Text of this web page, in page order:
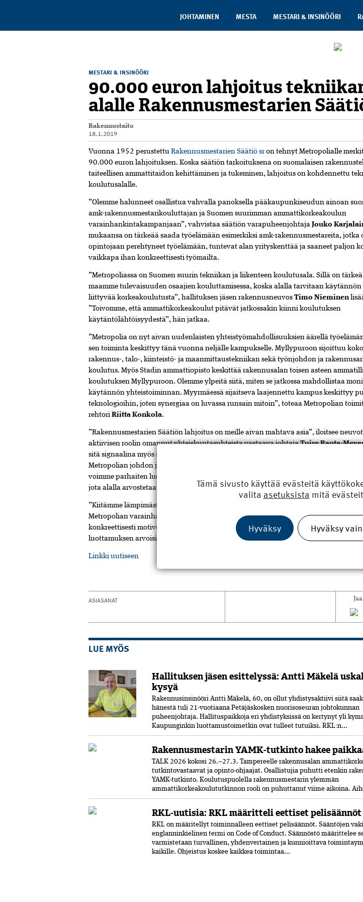
JOHTAMINEN MESTA MESTARI & INSINÖÖRI
MESTARI & INSINÖÖRI
90.000 euron lahjoitus
alalle Rakennusmestarien
Rakennustaito
18.1.2019
Vuonna 1952 perustettuRakennusmestarien Säätiö sron tehnyt Metropolialle
90.000 euron lahjoituksen. Koska säätiön tarkoituksena on suomalaisen
taiteellisen ammattitaidon kehittäminen ja tukeminen, lahjoitus on kohdennettu
koulutusalalle.
”Olemme halunneet osallistua vahvalla panoksella pääkaupunkiseudun ainoan
amk-rakennusmestarikouluttajan ja Suomen suurimman ammattikorkeakoulun
varainhankintakampanjaan”, vahvistaa säätiön varapuheenjohtajaJouko
mukaansa on tärkeää saada työelämään esimerkiksi amk-rakennusmestareita, jotka
opintojaan perehtyneet työelämään, tuntevat alan yrityskenttää ja saaneet paljon
vaikkapa ihan konkreettisesti työmailta.
”Metropoliassa on Suomen suurin tekniikan ja liikenteen koulutusala. Sillä on
maamme tulevaisuuden osaajien kouluttamisessa, koska alalla tarvitaan käytännön
liittyvää korkeakoulutusta”, hallituksen jäsen rakennusneuvosTimo Nieminen
”Toivomme, että ammattikorkeakoulut pitävät jatkossakin kiinni koulutuksen
käytäntölähtöisyydestä”, hän jatkaa.
”Metropolia on nyt aivan uudenlaisten yhteistyömahdollisuuksien äärellä
sen toiminta keskittyy tänä vuonna neljälle kampukselle. Myllypuroon sijoittuu
rakennus-, talo-, kiinteistö- ja maanmittaustekniikan sekä työnjohdon ja
koulutus. Myös Stadin ammattiopisto keskittää rakennusalan toisen asteen
koulutuksen Myllypuroon. Olemme ylpeitä siitä, miten se jatkossa mahdollistaa
käytännön yhteistoiminnan. Myyrmäessä sijaitseva laajennettu kampus keskittyy
teknologioihin, joten synergiaa on luvassa runsain mitoin”, toteaa Metropolian
rehtoriRiitta Konkola.
”Rakennusmestarien Säätiön lahjoitus on meille aivan mahtava asia”, iloitsee
aktiivisen roolin omannut yhteiskuntasuhteista vastaava johtajaTuire Ranta-
sitä signaalina myös siitä, että ala toivoo lisää vuoropuhelua ja yhteiskunnallista
Metropolian johdon ja asiantuntijoiden kesken. ”Yhdistämällä laajasti erilaisia
voimme parhaiten luodata muutostrendejä ja vahvistaa Metropolian koulutusta
jota alalla arvostetaan”, hän jatkaa.
”Kiitämme lämpimästi Rakennusmestarien Säätiötä lahjoituksesta, joka oli
Metropolian varainhankintakampanjan yhteisölahjoituksista. Koemme tämän
konkreettisesti motivoi myös opiskelijoita ja henkilökuntaamme. Haluamme
luottamuksen arvoisia” sanoo Ranta-Meyer.
Linkki uutiseen
ASIASANAT
LUE MYÖS
Hallituksen jäsen esittelyssä: Antti Mäkelä
kysyä
Rakennusinsinööri Antti Mäkelä, 60, on ollut yhdistysaktiivi siitä
hänestä tuli 21-vuo­tiaana Petäjäskosken nuoriso­seuran johtokunnan
puheenjohtaja. Hallituspaikkoja eri yhdistyksissä on kertynyt yli
Kaupunginkin luottamustoimetkin ovat tulleet tutuiksi. RKL:n...
Rakennusmestarin YAMK-tutkinto hakee
TALK 2026 kokosi 26.–27.3. Tampereelle rakennusalan
tutkintovastaavat ja opinto-ohjaajat. Osallistujia puhutti etenkin
YAMK-tutkinto. Koulutuspuolella rakennusmestarin ylemmän
ammattikorkeakoulututkinnon rooli on puhuttanut viime ­aikoina.
RKL-uutisia: RKL määritteli eettiset pelisäännöt
RKL on määritellyt toiminnalleen eettiset peli­säännöt. Sääntöjen
englanninkielinen termi on Code of Conduct. Säännöstö määrittelee
varmistetaan turvallinen, yhdenvertainen ja kun­nioittava
kaikille. Ohjeistus koskee kaikkea toimintaa...
Tämä sivusto käyttää evästeitä
valita asetuksista mitä
Hyväksy Hyväksy